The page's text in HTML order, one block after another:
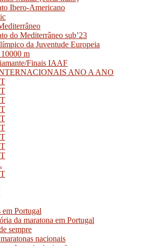
Ibero-Americano
do Mediterrâneo sub’23
da Juventude Europeia
m
Finais IAAF
ANO A ANO
em Portugal
da maratona em Portugal
sempre
nacionais